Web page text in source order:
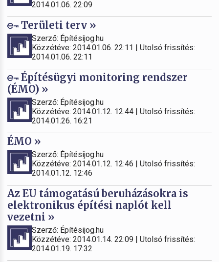
2014.01.06. 22:09
Területi terv »
Szerző: Építésijog.hu
Közzétéve: 2014.01.06. 22:11 | Utolsó frissítés:
2014.01.06. 22:11
Építésügyi monitoring rendszer
(ÉMO) »
Szerző: Építésijog.hu
Közzétéve: 2014.01.12. 12:44 | Utolsó frissítés:
2014.01.26. 16:21
ÉMO »
Szerző: Építésijog.hu
Közzétéve: 2014.01.12. 12:46 | Utolsó frissítés:
2014.01.12. 12:46
Az EU támogatású beruházásokra is
elektronikus építési naplót kell
vezetni »
Szerző: Építésijog.hu
Közzétéve: 2014.01.14. 22:09 | Utolsó frissítés:
2014.01.19. 17:32